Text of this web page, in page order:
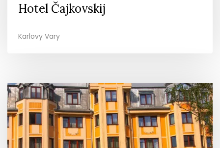
Hotel Čajkovskij
Karlovy Vary